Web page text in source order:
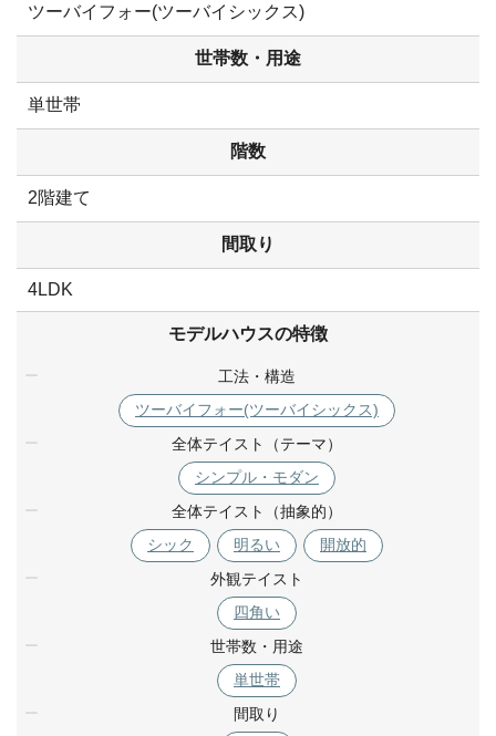
ツーバイフォー(ツーバイシックス)
世帯数・用途
単世帯
階数
2階建て
間取り
4LDK
モデルハウスの特徴
工法・構造
ツーバイフォー(ツーバイシックス)
全体テイスト（テーマ）
シンプル・モダン
全体テイスト（抽象的）
シック
明るい
開放的
外観テイスト
四角い
世帯数・用途
単世帯
間取り